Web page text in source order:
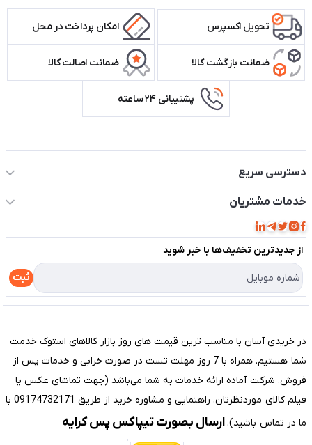
تحویل اکسپرس امکان پرداخت در محل
ضمانت بازگشت کالا ضمانت اصالت کالا
پشتیبانی ۲۴ ساعته
دسترسی سریع
حساب کاربری
مجله فروشگاه
لیست محصولات
درباره ما
تماس با ما
خدمات مشتریان
قوانین و مقررات
حریم خصوصی
راهنما
از جدید‌ترین تخفیف‌ها با‌ خبر شوید
ثبت
در خریدی آسان با مناسب ترین قیمت های روز بازار کالاهای استوک خدمت
شما هستیم. همراه با 7 روز مهلت تست در صورت خرابی و خدمات پس از
فروش، شرکت آماده ارائه خدمات به شما می‌باشد (جهت تماشای عکس یا
فیلم کالای موردنظرتان، راهنمایی و مشاوره خرید از طریق 09174732171 با
ما در تماس باشید).ارسال بصورت تیپاکس پس کرایه